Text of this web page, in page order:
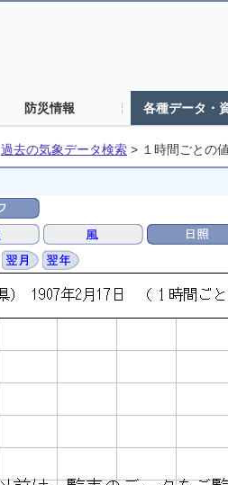
防災情報 各種データ・
過去の気象データ検索 > １時間ごとの